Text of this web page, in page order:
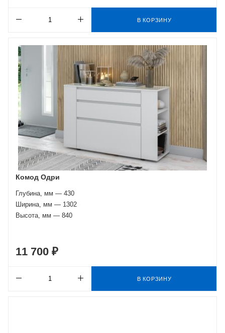
В КОРЗИНУ
Комод Одри
Глубина, мм — 430
Ширина, мм — 1302
Высота, мм — 840
11 700 ₽
В КОРЗИНУ